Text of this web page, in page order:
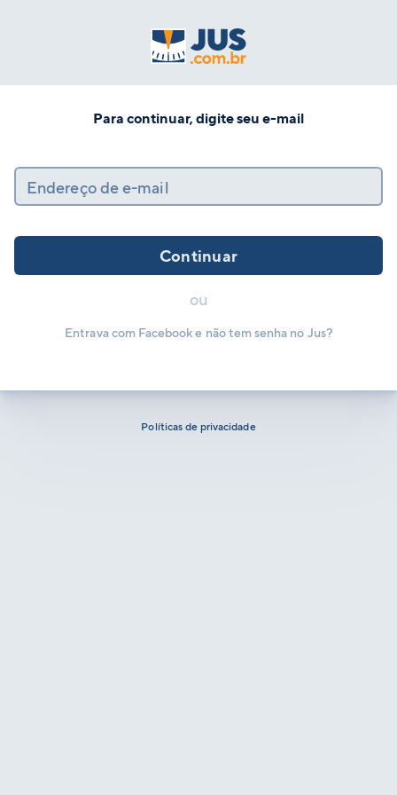
Para continuar, digite seu e-mail
Endereço de e-mail
Continuar
ou
Entrava com Facebook e não tem senha no Jus?
Políticas de privacidade